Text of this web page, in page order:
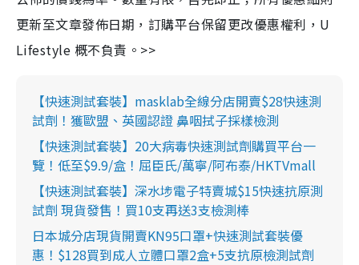
更新至文章發佈日期，訂購平台保留更改優惠權利，U
Lifestyle 概不負責。>>
【快速測試套裝】masklab全線分店開賣$28快速測
試劑！獲歐盟、英國認證 鼻咽拭子採樣檢測
【快速測試套裝】20大病毒快速測試劑購買平台一
覽！低至$9.9/盒！屈臣氏/萬寧/阿布泰/HKTVmall
【快速測試套裝】深水埗電子特賣城$15快速抗原測
試劑 現貨發售！買10支再送3支檢測棒
日本城分店現貨開賣KN95口罩+快速測試套裝優
惠！$128買到成人立體口罩2盒+5支抗原檢測試劑